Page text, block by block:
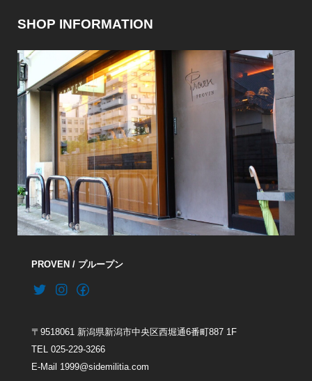
SHOP INFORMATION
PROVEN / プループン
〒9518061 新潟県新潟市中央区西堀通6番町887 1F
TEL 025-229-3266
E-Mail 1999@sidemilitia.com